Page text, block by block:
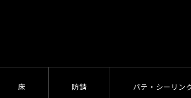
床 防錆 パテ・シーリン